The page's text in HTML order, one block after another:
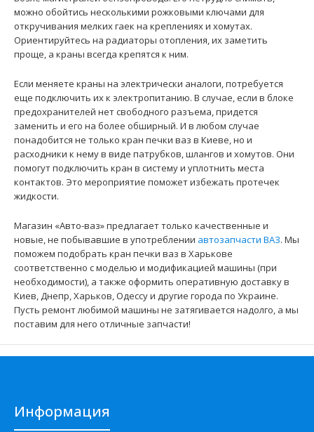
можно обойтись несколькими рожковыми ключами для
откручивания мелких гаек на креплениях и хомутах.
Ориентируйтесь на радиаторы отопления, их заметить
проще, а краны всегда крепятся к ним.
Если меняете краны на электрически аналоги, потребуется
еще подключить их к электропитанию. В случае, если в блоке
предохранителей нет свободного разъема, придется
заменить и его на более обширный. И в любом случае
понадобится не только кран печки ваз в Киеве, но и
расходники к нему в виде патрубков, шлангов и хомутов. Они
помогут подключить кран в систему и уплотнить места
контактов. Это мероприятие поможет избежать протечек
жидкости.
Магазин «Авто-ваз» предлагает только качественные и
новые, не побывавшие в употреблении автозапчасти ВАЗ. Мы
поможем подобрать кран печки ваз в Харькове
соответственно с моделью и модификацией машины (при
необходимости), а также оформить оперативную доставку в
Киев, Днепр, Харьков, Одессу и другие города по Украине.
Пусть ремонт любимой машины не затягивается надолго, а мы
поставим для него отличные запчасти!
Информация